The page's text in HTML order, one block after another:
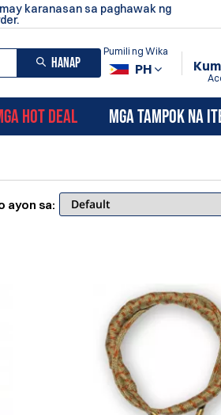
karanasan sa paghawak ng
HANAP PH
Pumili ng Wika
HOT DEAL MGA TAMPOK NA
ayon sa: